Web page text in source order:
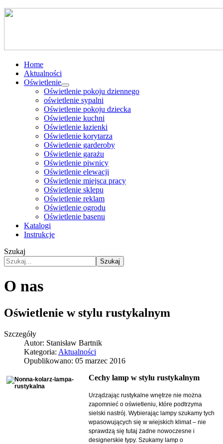
Home
Aktualności
Oświetlenie
Oświetlenie pokoju dziennego
oświetlenie sypalni
Oświetlenie pokoju dziecka
Oświetlenie kuchni
Oświetlenie łazienki
Oświetlenie korytarza
Oświetlenie garderoby
Oświetlenie garażu
Oświetlenie piwnicy
Oświetlenie elewacji
Oświetlenie miejsca pracy
Oświetlenie sklepu
Oświetlenie reklam
Oświetlenie ogrodu
Oświetlenie basenu
Katalogi
Instrukcje
Szukaj
Szukaj
O nas
Oświetlenie w stylu rustykalnym
Szczegóły
Autor: Stanisław Bartnik
Kategoria: Aktualności
Opublikowano: 05 marzec 2016
Cechy lamp w stylu rustykalnym
Urządzając rustykalne wnętrze nie można
zapomnieć o oświetleniu, które podtrzyma
sielski nastrój. Wybierając lampy szukamy tych
wpasowujących się w wiejskich klimat – nie
sprawdzą się tutaj żadne nowoczesne i
designerskie typy. Szukamy lamp o